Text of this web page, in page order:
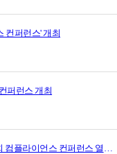
컨퍼런스' 개최
퍼런스 개최